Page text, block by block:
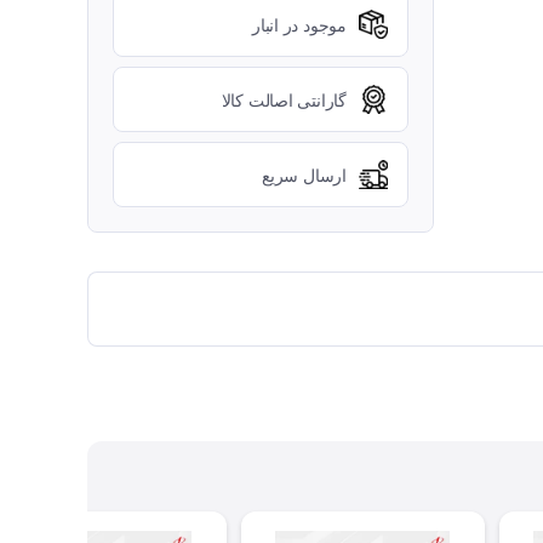
موجود در انبار
گارانتی اصالت کالا
ارسال سریع